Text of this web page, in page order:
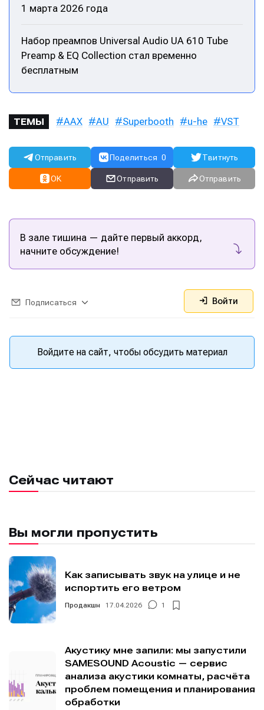
1 марта 2026 года
Набор преампов Universal Audio UA 610 Tube
Preamp & EQ Collection стал временно
бесплатным
ТЕМЫ AAX AU Superbooth u-he VST
Отправить Поделиться 0 Твитнуть
OK Отправить Отправить
В зале тишина — дайте первый аккорд,
начните обсуждение!
Подписаться Войти
Войдите на сайт, чтобы обсудить материал
Сейчас читают
Вы могли пропустить
Как записывать звук на улице и не
испортить его ветром
Продакшн 17.04.2026 1
Акустику мне запили: мы запустили
SAMESOUND Acoustic — сервис
анализа акустики комнаты, расчёта
проблем помещения и планирования
обработки